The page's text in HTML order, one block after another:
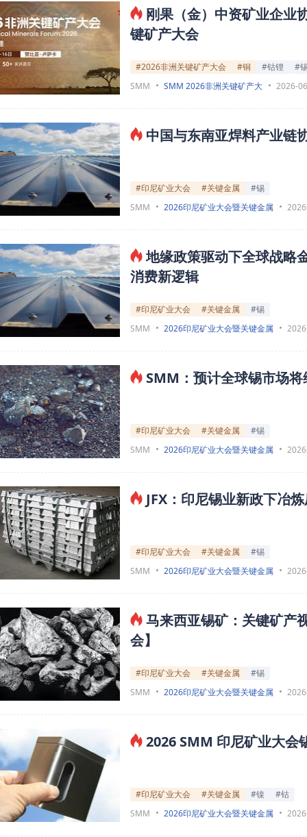
刚果（金）中资矿业企业
键矿产大会
#2026非洲关键矿产大会 #铜 #钴锂
#
SMM
SMM 2026非洲关键矿产大 2026-
中国与东南亚焊料产业链
#印尼矿业大会 #关键金属
#锡
SMM
2026印尼矿业大会暨关键金属
地缘政策驱动下全球战略
消费新逻辑
#印尼矿业大会 #关键金属
#锡
SMM
2026印尼矿业大会暨关键金属
SMM：预计全球锡市场
#印尼矿业大会 #关键金属
#锡
SMM
2026印尼矿业大会暨关键金属
JFX：印尼锡业新政下冶
#印尼矿业大会 #关键金属
#锡
SMM
2026印尼矿业大会暨关键金属
⻢来⻄亚锡矿：关键矿产
会】
#印尼矿业大会 #关键金属
#锡
SMM
2026印尼矿业大会暨关键金属
2026 SMM 印尼矿业大会
#印尼矿业大会 #关键金属 #镍
#钴
SMM
2026印尼矿业大会暨关键金属